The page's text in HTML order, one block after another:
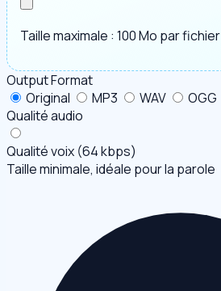
Taille maximale : 100 Mo par fichier
Output Format
Original
MP3 WAV
OGG
Qualité audio
Qualité voix (64 kbps)
Taille minimale, idéale pour la parole